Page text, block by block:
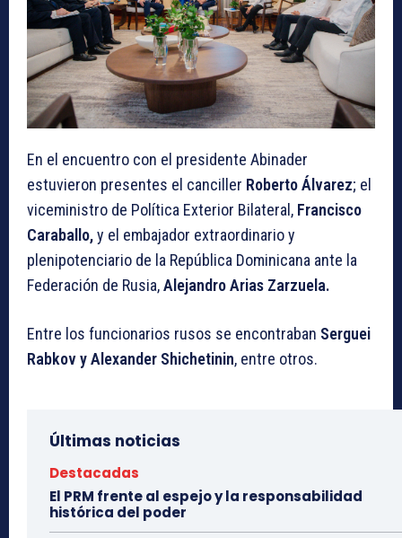
En el encuentro con el presidente Abinader
estuvieron presentes el canciller Roberto Álvarez; el
viceministro de Política Exterior Bilateral, Francisco
Caraballo,y el embajador extraordinario y
plenipotenciario de la República Dominicana ante la
Federación de Rusia,Alejandro Arias Zarzuela.
Entre los funcionarios rusos se encontraban Serguei
Rabkov y Alexander Shichetinin, entre otros.
Últimas noticias
Destacadas
El PRM frente al espejo y la responsabilidad
histórica del poder